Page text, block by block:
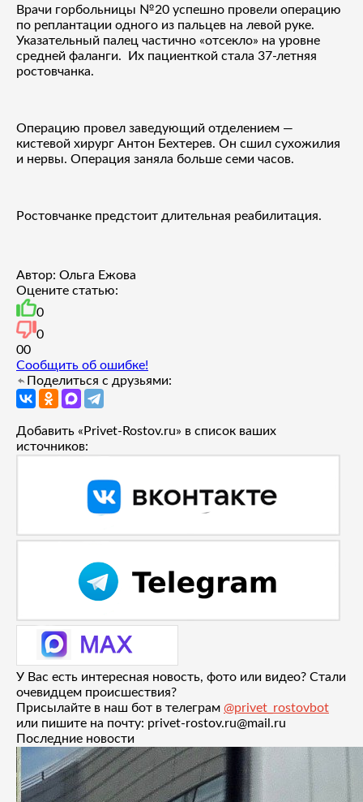
Врачи горбольницы №20 успешно провели операцию
по реплантации одного из пальцев на левой руке.
Указательный палец частично «отсекло» на уровне
средней фаланги. Их пациенткой стала 37-летняя
ростовчанка.
Операцию провел заведующий отделением —
кистевой хирург Антон Бехтерев. Он сшил сухожилия
и нервы. Операция заняла больше семи часов.
Ростовчанке предстоит длительная реабилитация.
Автор: Ольга Ежова
Оцените статью:
0
0
00
Сообщить об ошибке!
Поделиться с друзьями:
Добавить «Privet-Rostov.ru» в список ваших
источников:
У Вас есть интересная новость, фото или видео? Стали
очевидцем происшествия?
Присылайте в наш бот в телеграм @privet_rostovbot
или пишите на почту: privet-rostov.ru@mail.ru
Последние новости